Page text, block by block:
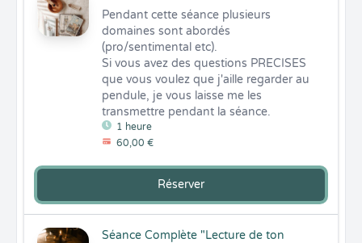
1 heure
60,00 €
Pendant cette séance plusieurs
domaines sont abordés
(pro/sentimental etc).
Si vous avez des questions PRECISES
que vous voulez que j'aille regarder au
pendule, je vous laisse me les
transmettre pendant la séance.
Réserver
Séance Complète "Lecture de ton